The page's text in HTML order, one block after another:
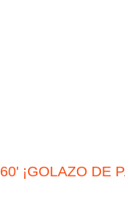
60' ¡GOLAZO DE